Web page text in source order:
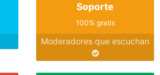
Soporte
100% gratis
Moderadores que escuchan